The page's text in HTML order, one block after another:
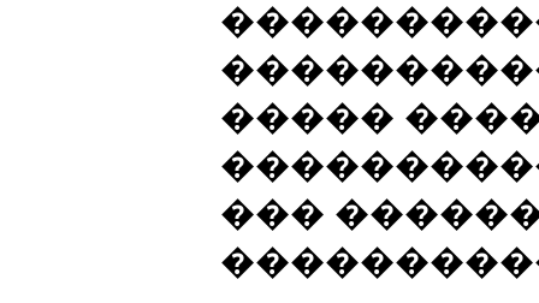
�����
���